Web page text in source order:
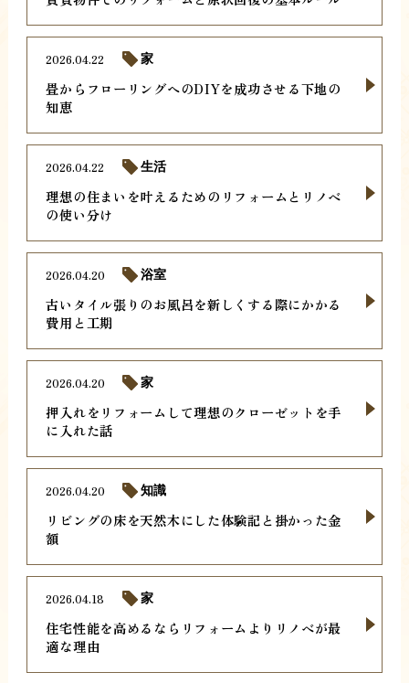
畳からフローリングへのDIYを成功させる下地の
知恵
2026.04.22 家
理想の住まいを叶えるためのリフォームとリノベ
の使い分け
2026.04.22 生活
古いタイル張りのお風呂を新しくする際にかかる
費用と工期
2026.04.20 浴室
押入れをリフォームして理想のクローゼットを手
に入れた話
2026.04.20 家
リビングの床を天然木にした体験記と掛かった金
額
2026.04.20 知識
住宅性能を高めるならリフォームよりリノベが最
適な理由
2026.04.18 家